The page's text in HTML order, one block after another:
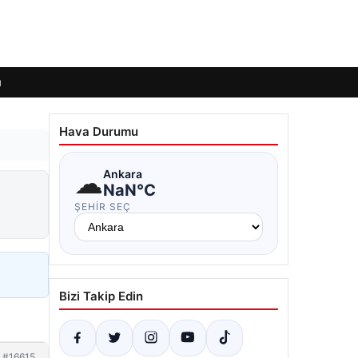
Hava Durumu
☁Ankara
NaN°C
ŞEHIR SEÇ
Bizi Takip Edin